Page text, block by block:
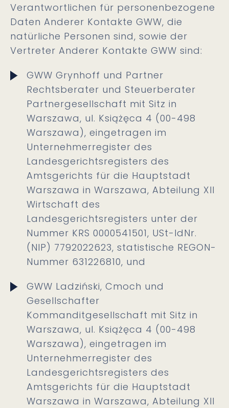
Verantwortlichen für personenbezogene
Daten Anderer Kontakte GWW, die
natürliche Personen sind, sowie der
Vertreter Anderer Kontakte GWW sind:
GWW Grynhoff und Partner
Rechtsberater und Steuerberater
Partnergesellschaft mit Sitz in
Warszawa, ul. Książęca 4 (00-498
Warszawa), eingetragen im
Unternehmerregister des
Landesgerichtsregisters des
Amtsgerichts für die Hauptstadt
Warszawa in Warszawa, Abteilung XII
Wirtschaft des
Landesgerichtsregisters unter der
Nummer KRS 0000541501, USt-IdNr.
(NIP) 7792022623, statistische REGON-
Nummer 631226810, und
GWW Ladziński, Cmoch und
Gesellschafter
Kommanditgesellschaft mit Sitz in
Warszawa, ul. Książęca 4 (00-498
Warszawa), eingetragen im
Unternehmerregister des
Landesgerichtsregisters des
Amtsgerichts für die Hauptstadt
Warszawa in Warszawa, Abteilung XII